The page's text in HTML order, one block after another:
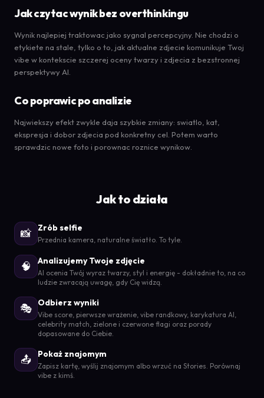
Jak czytac wynik bez overthinkingu
Wynik najlepiej traktowac jako sygnal percepcyjny. Nie chodzi o
etykiete na stale, tylko o to, jak aktualne zdjecie komunikuje Twoj
vibe w kontekscie szczerej oceny twarzy i zdjecia z bezstronnej
perspektywy AI.
Co poprawic po analizie
Najwiekszy efekt zwykle daja szybkie zmiany: swiatlo, kat,
ekspresja i dobor zdjecia pod konkretny cel. Potem warto
sprawdzic nowe foto i porownac roznice wynikow.
Jak to działa
📸 Zrób selfie
Przednia kamera, naturalne światło. To tyle.
🧠 Analizujemy Twoje zdjęcie
AI ocenia Twój wyraz twarzy, styl i energię - dokładnie to, na co
ludzie zwracają uwagę, gdy Cię widzą.
🎭 Odbierz wyniki
Vibe score, pierwsze wrażenie, vibe randkowy, karykatura AI,
celebrity match, zielone i czerwone flagi oraz porady
dopasowane do Ciebie.
📤 Pokaż znajomym
Zapisz kartę, wyślij znajomym albo wrzuć na Stories. Porównaj
vibe z kimś.